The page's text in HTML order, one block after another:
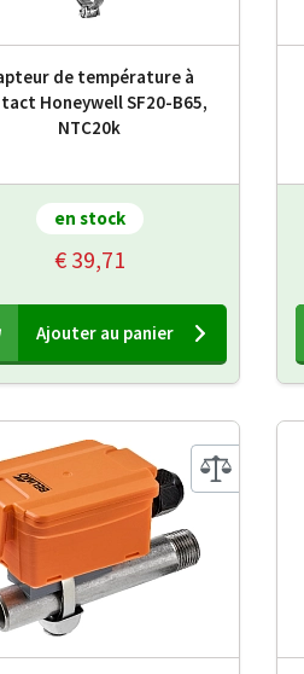
de température à
Honeywell SF20-B65,
NTC20k
en stock
€ 39,71
Ajouter au panier